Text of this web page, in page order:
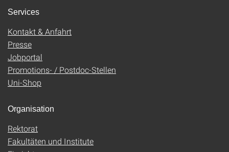
Services
Kontakt & Anfahrt
Presse
Jobportal
Promotions- / Postdoc-Stellen
Uni-Shop
Organisation
Rektorat
Fakultäten und Institute